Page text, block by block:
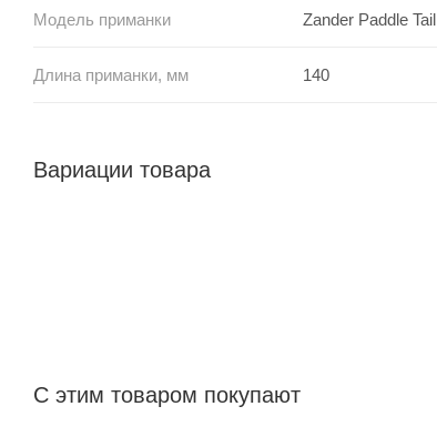
Модель приманки Zander Paddle Tail
Длина приманки, мм 140
Вариации товара
С этим товаром покупают